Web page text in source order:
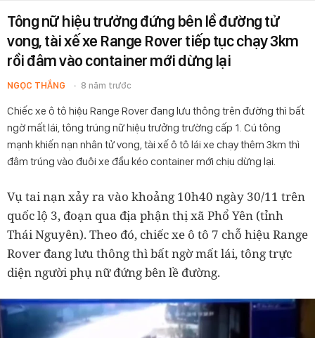
Tông nữ hiệu trưởng đứng bên lề đường tử
vong, tài xế xe Range Rover tiếp tục chạy 3km
rồi đâm vào container mới dừng lại
NGỌC THẮNG 8 năm trước
Chiếc xe ô tô hiệu Range Rover đang lưu thông trên đường thì bất
ngờ mất lái, tông trúng nữ hiệu trưởng trường cấp 1. Cú tông
mạnh khiến nạn nhân tử vong, tài xế ô tô lái xe chạy thêm 3km thì
đâm trúng vào đuôi xe đầu kéo container mới chịu dừng lại.
Vụ tai nạn xảy ra vào khoảng 10h40 ngày 30/11 trên
quốc lộ 3, đoạn qua địa phận thị xã Phổ Yên (tỉnh
Thái Nguyên). Theo đó, chiếc xe ô tô 7 chỗ hiệu Range
Rover đang lưu thông thì bất ngờ mất lái, tông trực
diện người phụ nữ đứng bên lề đường.